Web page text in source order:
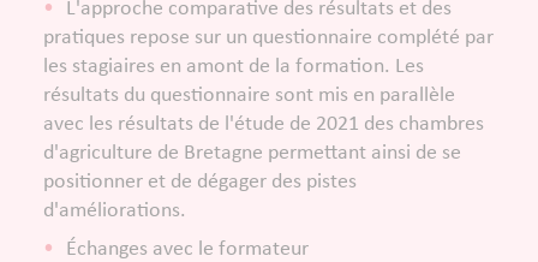
L'approche comparative des résultats et des
pratiques repose sur un questionnaire complété par
les stagiaires en amont de la formation. Les
résultats du questionnaire sont mis en parallèle
avec les résultats de l'étude de 2021 des chambres
d'agriculture de Bretagne permettant ainsi de se
positionner et de dégager des pistes
d'améliorations.
Échanges avec le formateur